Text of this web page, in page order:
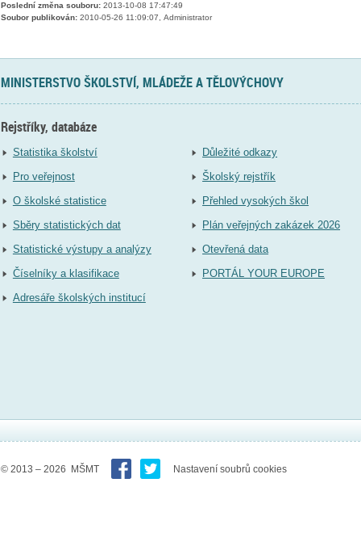
Poslední změna souboru:2013-10-08 17:47:49
Soubor publikován:2010-05-26 11:09:07, Administrator
MINISTERSTVO ŠKOLSTVÍ, MLÁDEŽE A TĚLOVÝCHOVY
Rejstříky, databáze
Statistika školství
Pro veřejnost
O školské statistice
Sběry statistických dat
Statistické výstupy a analýzy
Číselníky a klasifikace
Adresáře školských institucí
Důležité odkazy
Školský rejstřík
Přehled vysokých škol
Plán veřejných zakázek 2026
Otevřená data
PORTÁL YOUR EUROPE
© 2013 – 2026 MŠMT Nastavení soubrů cookies